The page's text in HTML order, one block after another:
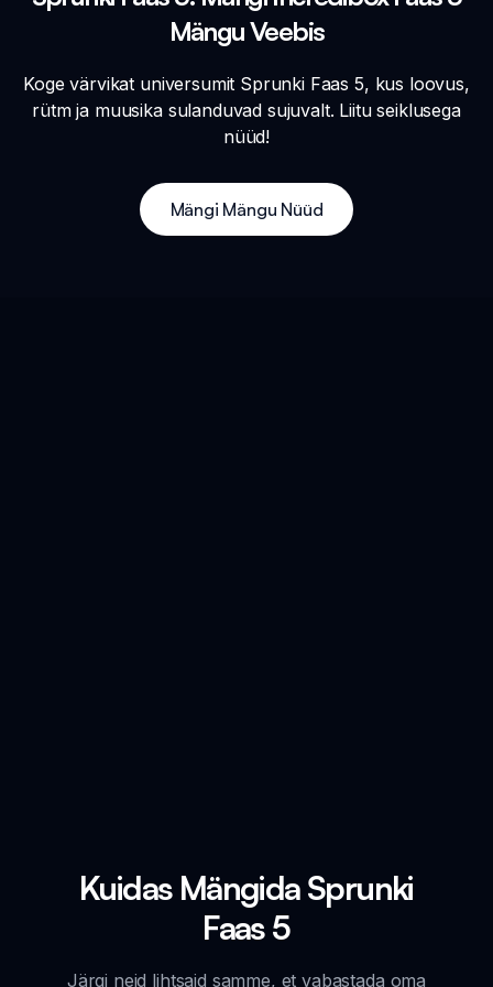
Mängu Veebis
Koge värvikat universumit Sprunki Faas 5, kus loovus,
rütm ja muusika sulanduvad sujuvalt. Liitu seiklusega
nüüd!
Mängi Mängu Nüüd
Kuidas Mängida Sprunki
Faas 5
Järgi neid lihtsaid samme, et vabastada oma